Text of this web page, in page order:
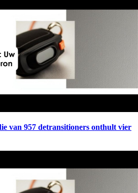
van 957 detransitioners onthult vier